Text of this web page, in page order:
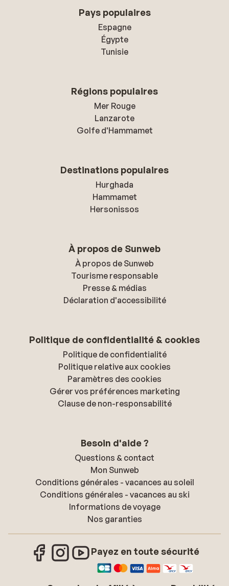
Pays populaires
Espagne
Égypte
Tunisie
Régions populaires
Mer Rouge
Lanzarote
Golfe d'Hammamet
Destinations populaires
Hurghada
Hammamet
Hersonissos
À propos de Sunweb
À propos de Sunweb
Tourisme responsable
Presse & médias
Déclaration d'accessibilité
Politique de confidentialité & cookies
Politique de confidentialité
Politique relative aux cookies
Paramètres des cookies
Gérer vos préférences marketing
Clause de non-responsabilité
Besoin d'aide ?
Questions & contact
Mon Sunweb
Conditions générales - vacances au soleil
Conditions générales - vacances au ski
Informations de voyage
Nos garanties
Payez en toute sécurité